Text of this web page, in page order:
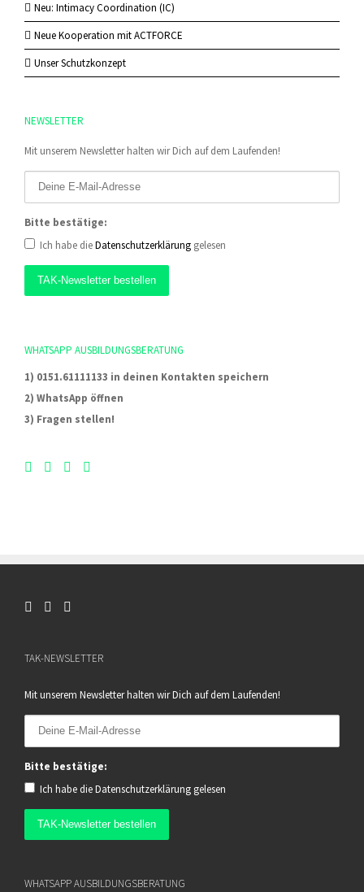
Neu: Intimacy Coordination (IC)
Neue Kooperation mit ACTFORCE
Unser Schutzkonzept
NEWSLETTER
Mit unserem Newsletter halten wir Dich auf dem Laufenden!
Bitte bestätige:
Ich habe dieDatenschutzerklärung gelesen
WHATSAPP AUSBILDUNGSBERATUNG
1) 0151.61111133 in deinen Kontakten speichern
2) WhatsApp öffnen
3) Fragen stellen!
TAK-NEWSLETTER
Mit unserem Newsletter halten wir Dich auf dem Laufenden!
Bitte bestätige:
Ich habe dieDatenschutzerklärung gelesen
WHATSAPP AUSBILDUNGSBERATUNG